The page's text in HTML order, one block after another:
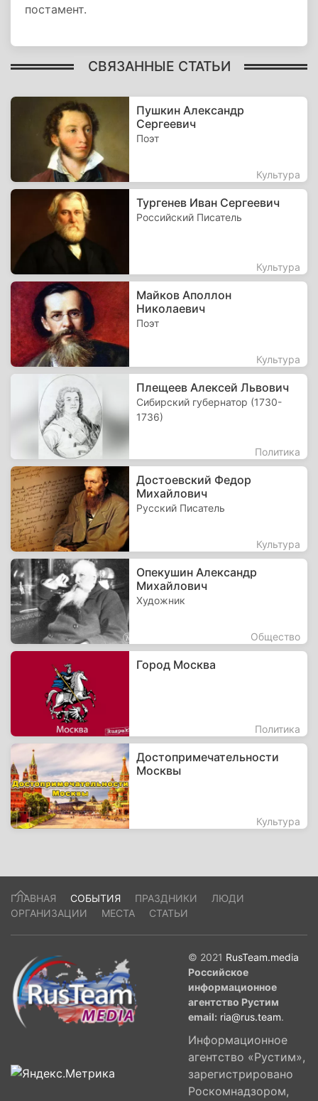
постамент.
СВЯЗАННЫЕ СТАТЬИ
Пушкин Александр
Сергеевич
Поэт
Культура
Тургенев Иван Сергеевич
Российский Писатель
Культура
Майков Аполлон
Николаевич
Поэт
Культура
Плещеев Алексей Львович
Сибирский губернатор (1730-
1736)
Политика
Достоевский Федор
Михайлович
Русский Писатель
Культура
Опекушин Александр
Михайлович
Художник
Общество
Город Москва
Политика
Достопримечательности
Москвы
Культура
ГЛАВНАЯ СОБЫТИЯ ПРАЗДНИКИ
ЛЮДИ
ОРГАНИЗАЦИИ
МЕСТА СТАТЬИ
© 2021 RusTeam.media
Российское
информационное
агентство Рустим
email: ria@rus.team.
Информационное
агентство «Рустим»,
зарегистрировано
Роскомнадзором,